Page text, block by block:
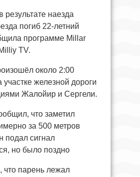
результате наезда
погиб 22-летний
программе Millar
TV.
около 2:00
участке железной дороги
Жалойир и Сергели.
что заметил
за 500 метров
подал сигнал
но было поздно
что парень лежал